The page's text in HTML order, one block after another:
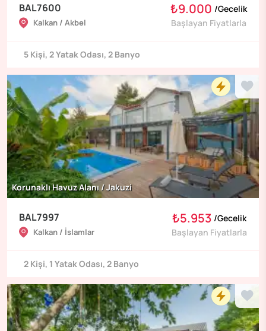
BAL7600
Kalkan / Akbel
₺9.000 /Gecelik
Başlayan Fiyatlarla
5 Kişi, 2Yatak Odası, 2 Banyo
Korunaklı Havuz Alanı / Jakuzi
BAL7997
Kalkan / İslamlar
₺5.953 /Gecelik
Başlayan Fiyatlarla
2 Kişi, 1 Yatak Odası, 2 Banyo